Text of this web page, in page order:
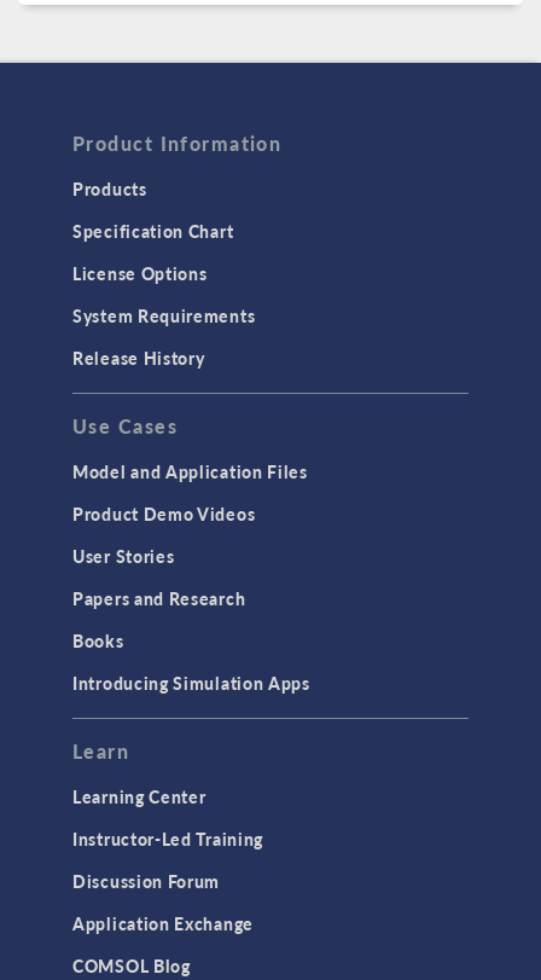
Product Information
Products
Specification Chart
License Options
System Requirements
Release History
Use Cases
Model and Application Files
Product Demo Videos
User Stories
Papers and Research
Books
Introducing Simulation Apps
Learn
Learning Center
Instructor-Led Training
Discussion Forum
Application Exchange
COMSOL Blog